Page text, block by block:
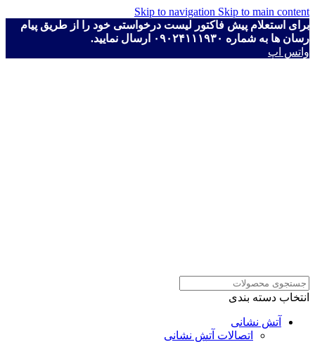
Skip to navigation Skip to main content
برای استعلام پیش فاکتور لیست درخواستی خود را از طریق پیام
رسان ها به شماره ۰۹۰۲۴۱۱۱۹۳۰ ارسال نمایید.
واتس اپ
انتخاب دسته بندی
آتش نشانی
اتصالات آتش نشانی